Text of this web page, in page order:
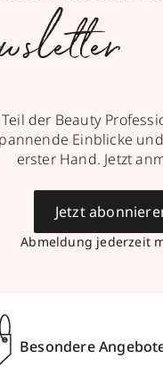
der Beauty
Einblicke
erster Hand. Jetzt
Abmeldung jederzeit
Jetzt
Besondere